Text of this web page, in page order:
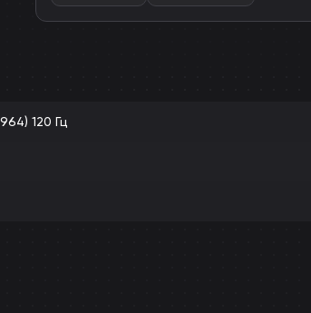
120 Гц